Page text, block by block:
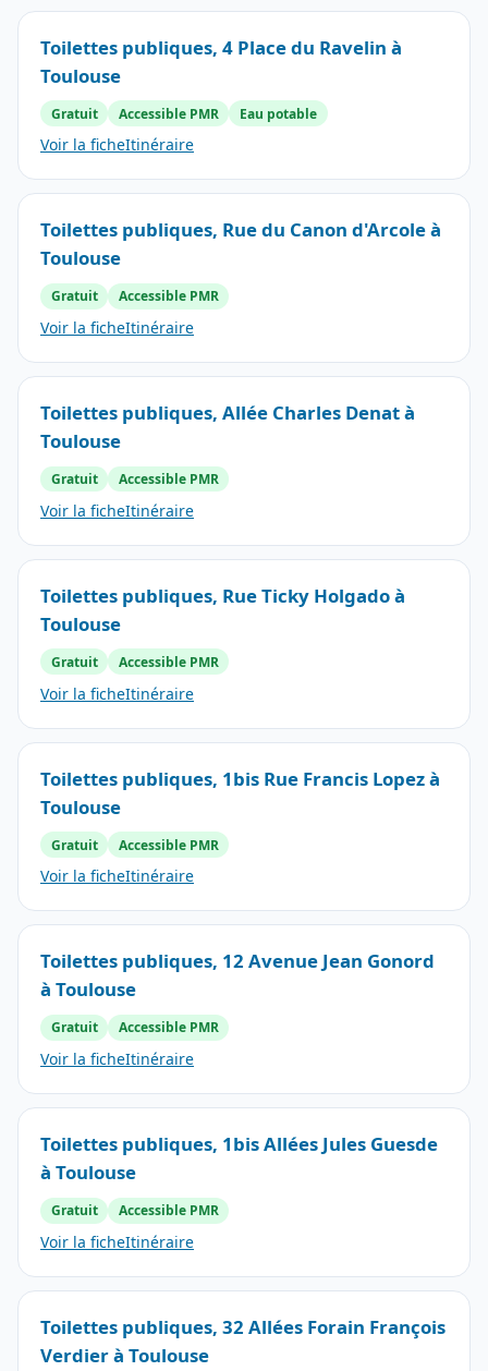
Toilettes publiques, 4 Place du Ravelin à
Toulouse
Gratuit Accessible PMR Eau potable
Voir la ficheItinéraire
Toilettes publiques, Rue du Canon d'Arcole à
Toulouse
Gratuit Accessible PMR
Voir la ficheItinéraire
Toilettes publiques, Allée Charles Denat à
Toulouse
Gratuit Accessible PMR
Voir la ficheItinéraire
Toilettes publiques, Rue Ticky Holgado à
Toulouse
Gratuit Accessible PMR
Voir la ficheItinéraire
Toilettes publiques, 1bis Rue Francis Lopez à
Toulouse
Gratuit Accessible PMR
Voir la ficheItinéraire
Toilettes publiques, 12 Avenue Jean Gonord
à Toulouse
Gratuit Accessible PMR
Voir la ficheItinéraire
Toilettes publiques, 1bis Allées Jules Guesde
à Toulouse
Gratuit Accessible PMR
Voir la ficheItinéraire
Toilettes publiques, 32 Allées Forain François
Verdier à Toulouse